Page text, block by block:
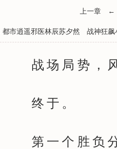
上一章 ←
都市逍遥邪医林辰苏夕然 战神狂飙
战场局势，风
终于。
第一个胜负分